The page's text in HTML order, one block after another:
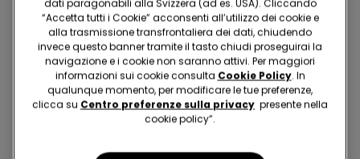
Bikini Slip Alto con Arriccio
Micro Riciclata
16.95 CHF 10.00 CHF-41%
5 Paia Pedulini in Cotone
Tinta Unita Unisex
9.95 CHF
dati paragonabili alla Svizzera (ad es. USA). Cliccando
“Accetta tutti i Cookie” acconsenti all’utilizzo dei cookie e
alla trasmissione transfrontaliera dei dati, chiudendo
invece questo banner tramite il tasto chiudi proseguirai la
navigazione e i cookie non saranno attivi. Per maggiori
informazioni sui cookie consulta Cookie Policy. In
qualunque momento, per modificare le tue preferenze,
clicca su Centro preferenze sulla privacy presente nella
cookie policy”.